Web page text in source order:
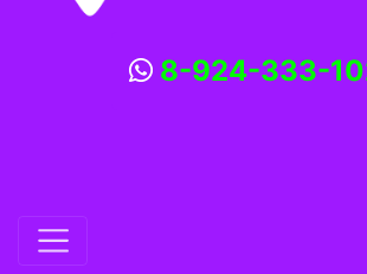
8-924-333-